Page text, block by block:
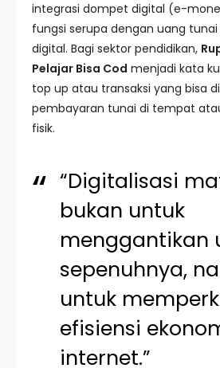
integrasi dompet digital (e-
fungsi serupa dengan uang
digital. Bagi sektor pendidikan,
Pelajar Bisa Cod menjadi kata
top up atau transaksi yang bisa
pembayaran tunai di tempat
fisik.
“Digitalisasi
bukan untuk
menggantikan
sepenuhnya,
untuk
efisiensi
internet.”